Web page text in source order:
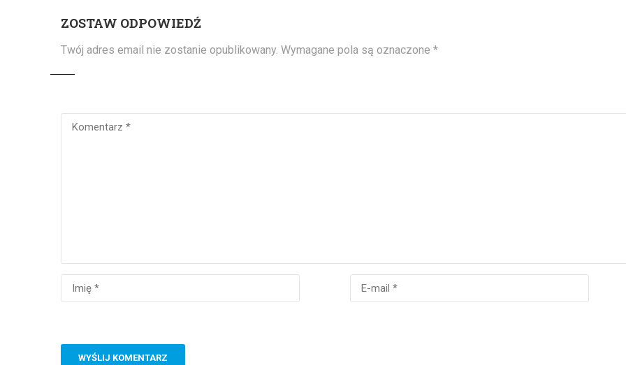
ZOSTAW ODPOWIEDŹ
Twój adres email nie zostanie opublikowany. Wymagane pola są oznaczone *